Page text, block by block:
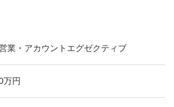
業・アカウントエグゼクティブ
万円